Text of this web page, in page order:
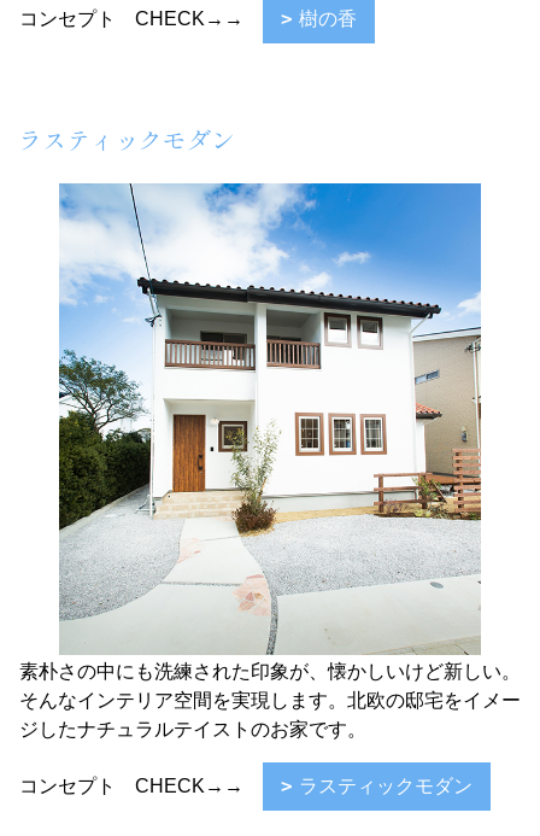
コンセプト CHECK→→ 樹の香
ラスティックモダン
素朴さの中にも洗練された印象が、懐かしいけど新しい。
そんなインテリア空間を実現します。北欧の邸宅をイメー
ジしたナチュラルテイストのお家です。
コンセプト CHECK→→ ラスティックモダン